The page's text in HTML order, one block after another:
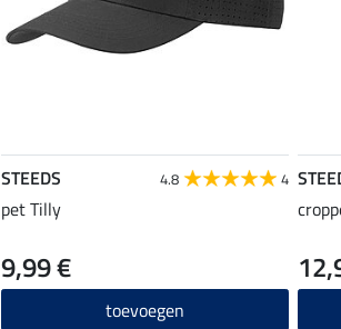
STEEDS 4.8 4
pet Tilly
9,99 €
toevoegen